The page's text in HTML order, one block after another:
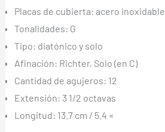
Placas de cubierta: acero inoxidable
Tonalidades: G
Tipo: diatónico y solo
Afinación: Richter, Solo (en C)
Cantidad de agujeros: 12
Extensión: 3 1/2 octavas
Longitud: 13.7 cm / 5.4 «